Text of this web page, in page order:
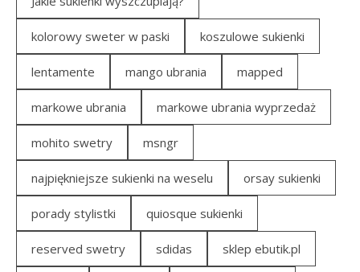
kolorowy sweter w paski koszulowe sukienki
lentamente mango ubrania mapped
markowe ubrania markowe ubrania wyprzedaż
mohito swetry msngr
najpiękniejsze sukienki na weselu orsay sukienki
porady stylistki quiosque sukienki
reserved swetry sdidas sklep ebutik.pl